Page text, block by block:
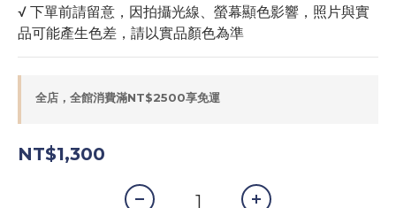
√ 下單前請留意，因拍攝光線、螢幕顯色影響，照片與實
品可能產生色差，請以實品顏色為準
全店，全館消費滿NT$2500享免運
NT$1,300